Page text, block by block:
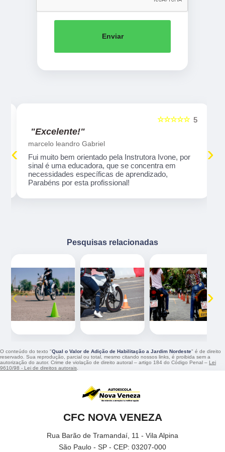
Enviar
5
☆☆☆☆☆
"Excelente!"
marcelo leandro Gabriel
Fui muito bem orientado pela Instrutora Ivone, por
sinal é uma educadora, que se concentra em
necessidades específicas de aprendizado,
Parabéns por esta profissional!
‹ ›
Pesquisas relacionadas
‹ ›
O conteúdo do texto "Qual o Valor de Adição de Habilitação a Jardim Nordeste" é de direito
reservado. Sua reprodução, parcial ou total, mesmo citando nossos links, é proibida sem a
autorização do autor. Crime de violação de direito autoral – artigo 184 do Código Penal – Lei
9610/98 - Lei de direitos autorais.
CFC NOVA VENEZA
Rua Barão de Tramandaí, 11 - Vila Alpina
São Paulo - SP - CEP: 03207-000